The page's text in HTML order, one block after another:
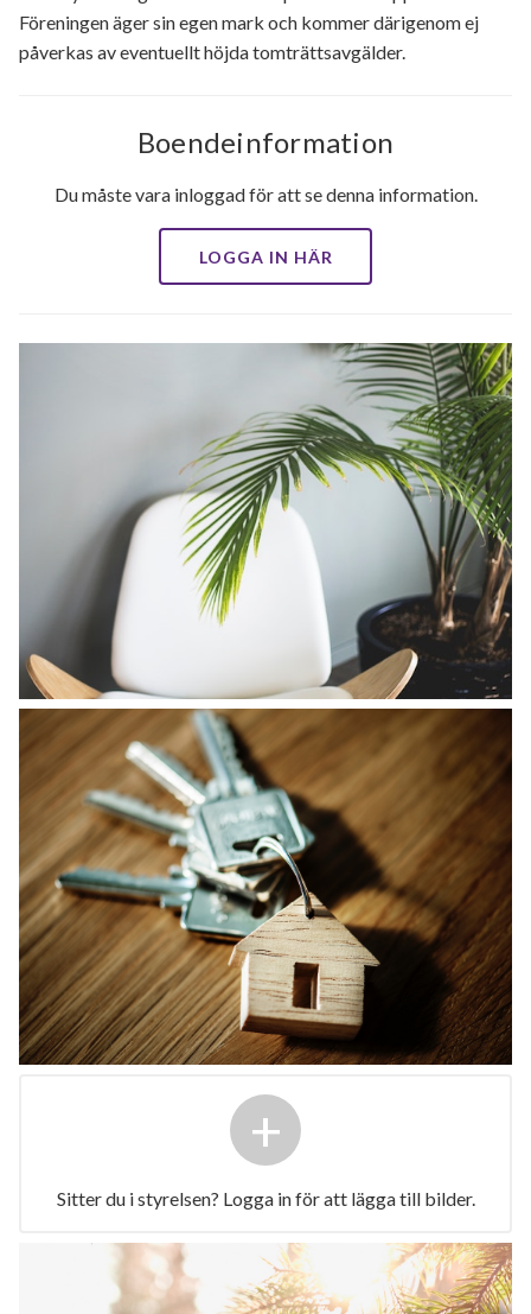
Föreningen äger sin egen mark och kommer därigenom ej
påverkas av eventuellt höjda tomträttsavgälder.
Boendeinformation
Du måste vara inloggad för att se denna information.
LOGGA IN HÄR
+
Sitter du i styrelsen? Logga in för att lägga till bilder.